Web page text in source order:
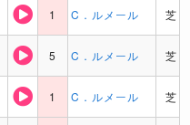
1 C．ルメール 芝
5 C．ルメール 芝
1 C．ルメール 芝